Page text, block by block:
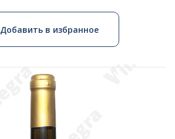
Добавить в избранное